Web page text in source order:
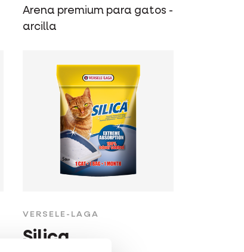
Arena premium para gatos -
arcilla
VERSELE-LAGA
Silica